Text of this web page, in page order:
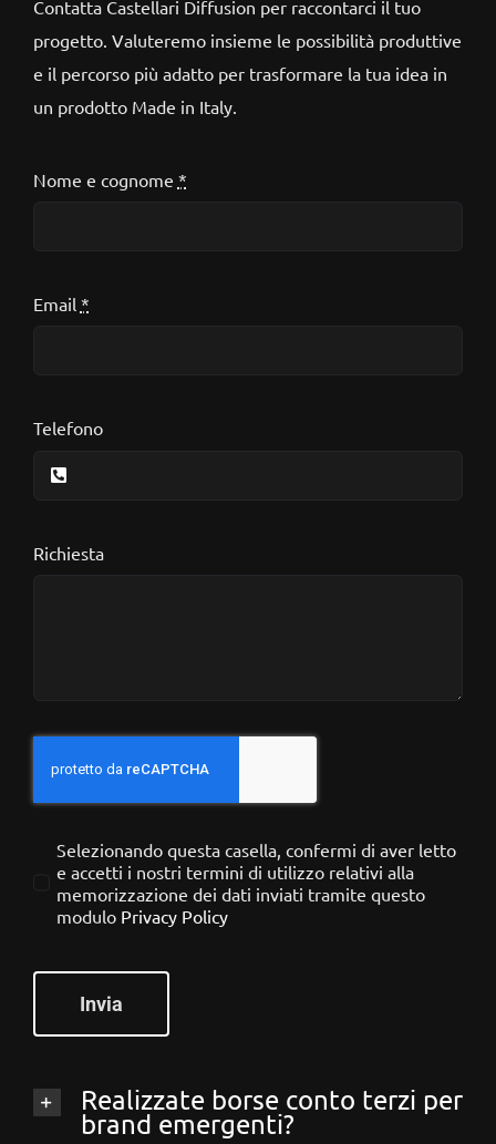
Contatta Castellari Diffusion per raccontarci il tuo
progetto. Valuteremo insieme le possibilità produttive
e il percorso più adatto per trasformare la tua idea in
un prodotto Made in Italy.
Nome e cognome *
Email *
Telefono
Richiesta
Selezionando questa casella, confermi di aver letto
e accetti i nostri termini di utilizzo relativi alla
memorizzazione dei dati inviati tramite questo
modulo Privacy Policy
Invia
Realizzate borse conto terzi per
brand emergenti?